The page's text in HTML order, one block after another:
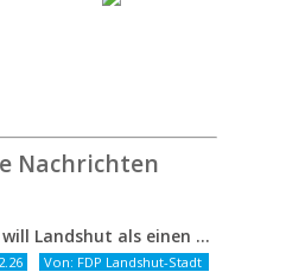
Nachrichten
FDP will Landshut als einen echten Chancenort gestalten
Von: FDP Landshut-Stadt